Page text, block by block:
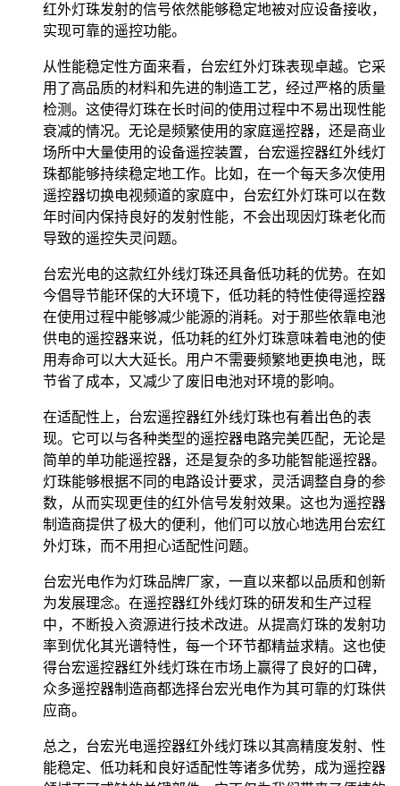
红外灯珠发射的信号依然能够稳定地被对应设备接收，
实现可靠的遥控功能。
从性能稳定性方面来看，台宏红外灯珠表现卓越。它采
用了高品质的材料和先进的制造工艺，经过严格的质量
检测。这使得灯珠在长时间的使用过程中不易出现性能
衰减的情况。无论是频繁使用的家庭遥控器，还是商业
场所中大量使用的设备遥控装置，台宏遥控器红外线灯
珠都能够持续稳定地工作。比如，在一个每天多次使用
遥控器切换电视频道的家庭中，台宏红外灯珠可以在数
年时间内保持良好的发射性能，不会出现因灯珠老化而
导致的遥控失灵问题。
台宏光电的这款红外线灯珠还具备低功耗的优势。在如
今倡导节能环保的大环境下，低功耗的特性使得遥控器
在使用过程中能够减少能源的消耗。对于那些依靠电池
供电的遥控器来说，低功耗的红外灯珠意味着电池的使
用寿命可以大大延长。用户不需要频繁地更换电池，既
节省了成本，又减少了废旧电池对环境的影响。
在适配性上，台宏遥控器红外线灯珠也有着出色的表
现。它可以与各种类型的遥控器电路完美匹配，无论是
简单的单功能遥控器，还是复杂的多功能智能遥控器。
灯珠能够根据不同的电路设计要求，灵活调整自身的参
数，从而实现更佳的红外信号发射效果。这也为遥控器
制造商提供了极大的便利，他们可以放心地选用台宏红
外灯珠，而不用担心适配性问题。
台宏光电作为灯珠品牌厂家，一直以来都以品质和创新
为发展理念。在遥控器红外线灯珠的研发和生产过程
中，不断投入资源进行技术改进。从提高灯珠的发射功
率到优化其光谱特性，每一个环节都精益求精。这也使
得台宏遥控器红外线灯珠在市场上赢得了良好的口碑，
众多遥控器制造商都选择台宏光电作为其可靠的灯珠供
应商。
总之，台宏光电遥控器红外线灯珠以其高精度发射、性
能稳定、低功耗和良好适配性等诸多优势，成为遥控器